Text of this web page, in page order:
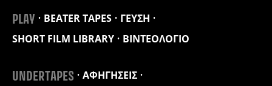
PLAY BEATER TAPES
ΓΕΥΣΗ
SHORT FILM LIBRARY
ΒΙΝΤΕΟΛΟΓΙΟ
UNDERTAPES
ΑΦΗΓΗΣΕΙΣ